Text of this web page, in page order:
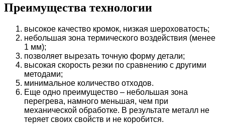
Преимущества технологии
высокое качество кромок, низкая шероховатость;
небольшая зона термического воздействия (менее
1 мм);
позволяет вырезать точную форму детали;
высокая скорость резки по сравнению с другими
методами;
минимальное количество отходов.
Еще одно преимущество – небольшая зона
перегрева, намного меньшая, чем при
механической обработке. В результате металл не
теряет своих свойств и не коробится.